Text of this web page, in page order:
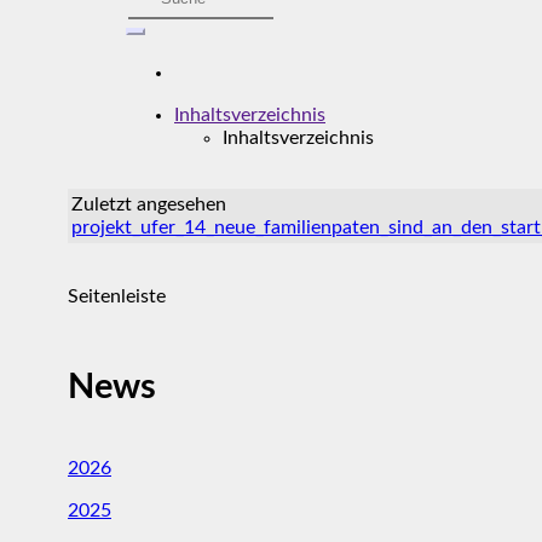
Inhaltsverzeichnis
Inhaltsverzeichnis
Zuletzt angesehen
Seitenleiste
News
2026
2025